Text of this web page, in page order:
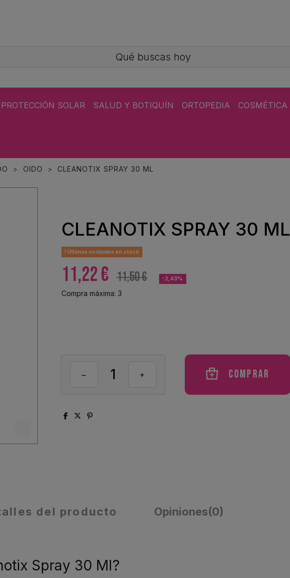
PROTECCIÓN SOLAR SALUD Y BOTIQUÍN ORTOPEDIA COSMÉTICA
OIDO CLEANOTIX SPRAY 30 ML
CLEANOTIX SPRAY 30 ML
Últimas unidades en stock
11,22 € 11,50 € -2,43%
Compra máxima: 3
Comprar
del producto Opiniones(0)
Spray 30 Ml?